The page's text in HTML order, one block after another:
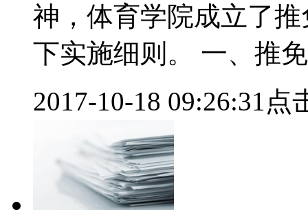
神，体育学院成立了
下实施细则。 一、推
2017-10-18 09:26:31 点